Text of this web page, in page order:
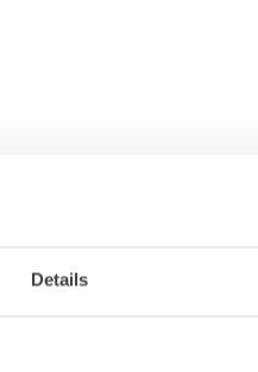
Details